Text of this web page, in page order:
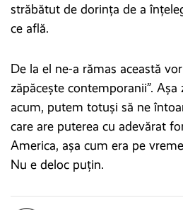
străbătut de dorința de a
ce află.
De la el ne-a rămas această
zăpăcește contemporanii”.
acum, putem totuși să ne
care are puterea cu adevărat
America, așa cum era pe
Nu e deloc puțin.